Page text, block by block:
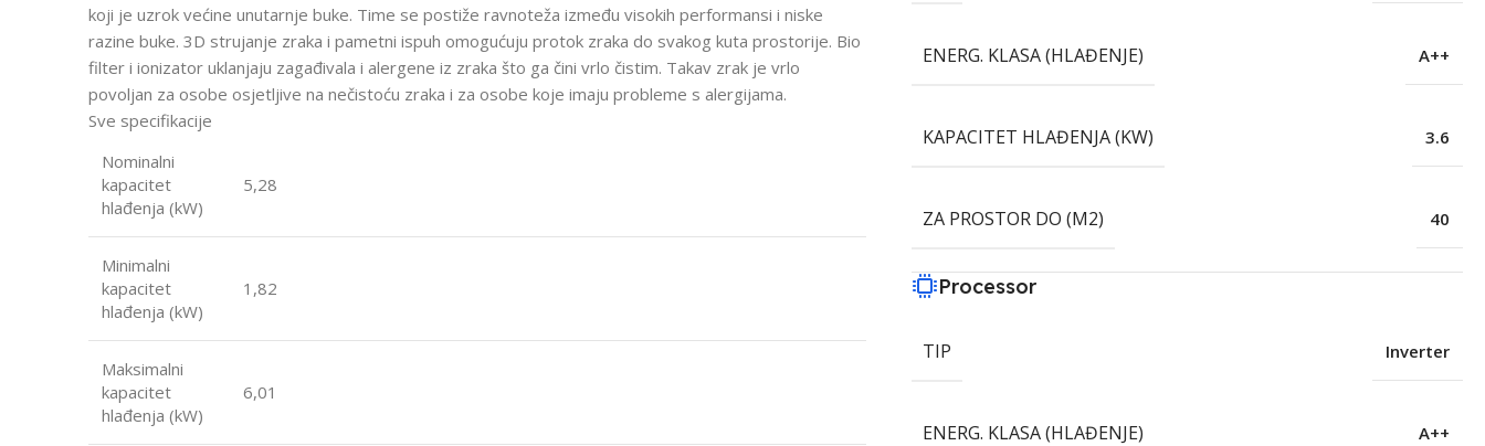
koji je uzrok većine unutarnje buke. Time se postiže ravnoteža između visokih performansi i niske
razine buke. 3D strujanje zraka i pametni ispuh omogućuju protok zraka do svakog kuta prostorije. Bio
filter i ionizator uklanjaju zagađivala i alergene iz zraka što ga čini vrlo čistim. Takav zrak je vrlo
povoljan za osobe osjetljive na nečistoću zraka i za osobe koje imaju probleme s alergijama.
Sve specifikacije
Nominalni
kapacitet
hlađenja (kW)
5,28
Minimalni
kapacitet
hlađenja (kW)
1,82
Maksimalni
kapacitet
hlađenja (kW)
6,01
ENERG. KLASA (HLAĐENJE) A++
KAPACITET HLAĐENJA (KW) 3.6
ZA PROSTOR DO (M2) 40
Processor
TIP Inverter
ENERG. KLASA (HLAĐENJE) A++